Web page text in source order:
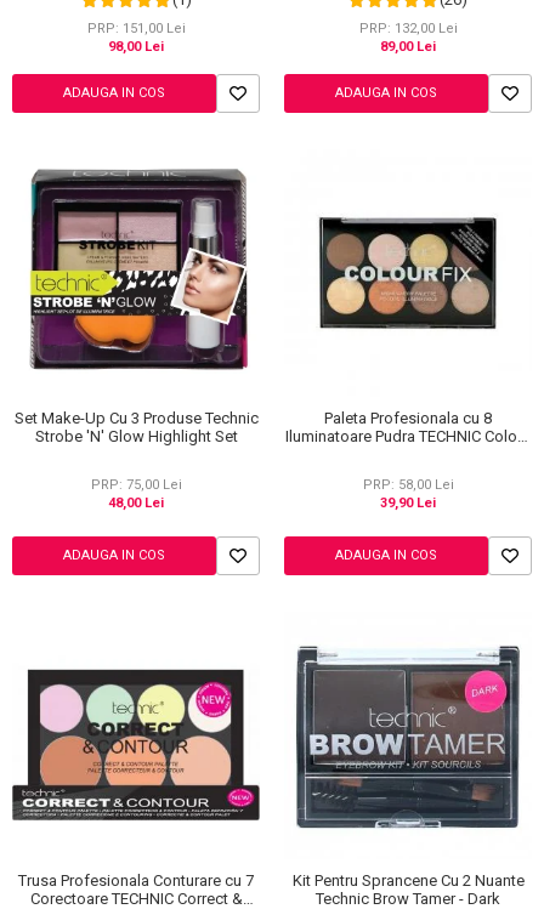
PRP: 151,00 Lei
98,00 Lei
ADAUGA IN COS
PRP: 132,00 Lei
89,00 Lei
ADAUGA IN COS
Set Make-Up Cu 3 Produse Technic
Strobe 'N' Glow Highlight Set
PRP: 75,00 Lei
48,00 Lei
ADAUGA IN COS
Paleta Profesionala cu 8
Iluminatoare Pudra TECHNIC Colour
PRP: 58,00 Lei
39,90 Lei
ADAUGA IN COS
Trusa Profesionala Conturare cu 7
Corectoare TECHNIC Correct &
Kit Pentru Sprancene Cu 2 Nuante
Technic Brow Tamer - Dark